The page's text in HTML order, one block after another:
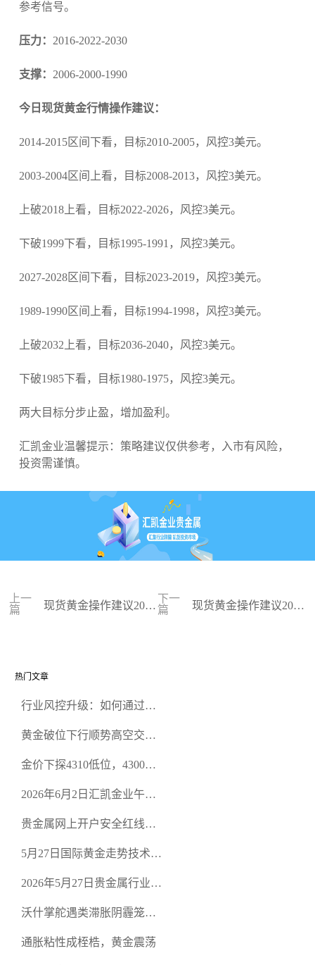
参考信号。
压力： 2016-2022-2030
支撑： 2006-2000-1990
今日现货黄金行情操作建议：
2014-2015区间下看，目标2010-2005，风控3美元。
2003-2004区间上看，目标2008-2013，风控3美元。
上破2018上看，目标2022-2026，风控3美元。
下破1999下看，目标1995-1991，风控3美元。
2027-2028区间下看，目标2023-2019，风控3美元。
1989-1990区间上看，目标1994-1998，风控3美元。
上破2032上看，目标2036-2040，风控3美元。
下破1985下看，目标1980-1975，风控3美元。
两大目标分步止盈，增加盈利。
汇凯金业温馨提示：策略建议仅供参考，入市有风险，
投资需谨慎。
上一
篇
现货黄金操作建议2023
下一
篇
现货黄金操作建议2023
热门文章
行业风控升级：如何通过正
规黄金开户交易平台？
黄金破位下行顺势高空交易
金价下探4310低位，4300关
2026年6月2日汇凯金业午盘
空头清算算法如何布防？
贵金属网上开户安全红线：
恶意洗盘陷阱
5月27日国际黄金走势技术盘
规黄金平台全方位行情解析
2026年5月27日贵金属行业新
正规贵金属开户平台迎开户
热潮
沃什掌舵遇类滞胀阴霾笼
通胀粘性成桎梏，黄金震荡